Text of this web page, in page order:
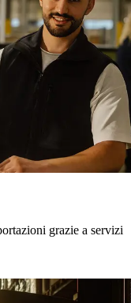
grazie a servizi